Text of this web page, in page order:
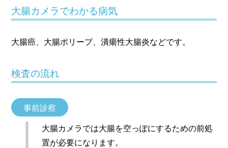
大腸カメラでわかる病気
大腸癌、大腸ポリープ、潰瘍性大腸炎などです。
検査の流れ
事前診察
大腸カメラでは大腸を空っぽにするための前処
置が必要になります。